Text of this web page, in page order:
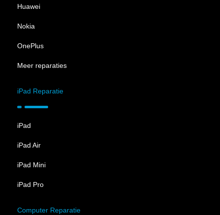
Huawei
Nokia
OnePlus
Meer reparaties
iPad Reparatie
iPad
iPad Air
iPad Mini
iPad Pro
Computer Reparatie